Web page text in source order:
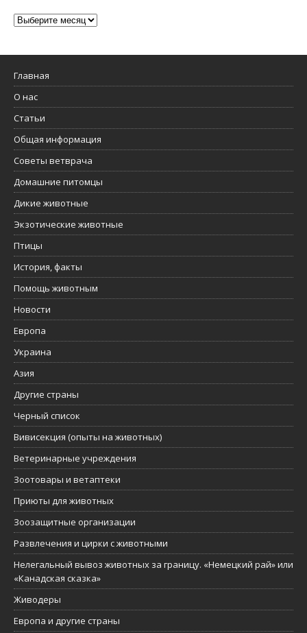
Главная
О нас
Статьи
Общая информация
Советы ветврача
Домашние питомцы
Дикие животные
Экзотические животные
Птицы
История, факты
Помощь животным
Новости
Европа
Украина
Азия
Другие страны
Черный список
Вивисекция (опыты на животных)
Ветеринарные учреждения
Зоотовары и ветаптеки
Приюты для животных
Зоозащитные организации
Развлечения и цирки с животными
Нелегальный вывоз животных за границу. «Немецкий рай» или
«Канадская сказка»
Живодеры
Европа и другие страны